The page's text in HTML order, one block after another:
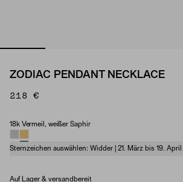
ZODIAC PENDANT NECKLACE
218 €
Material & Stone Options
18k Vermeil, weißer Saphir
Sternzeichen auswählen: Widder | 21. März bis 19. April
Auf Lager & versandbereit